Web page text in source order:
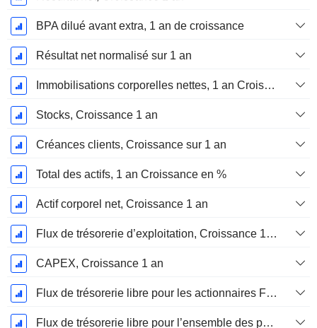
BPA dilué avant extra, 1 an de croissance
Résultat net normalisé sur 1 an
Immobilisations corporelles nettes, 1 an Croissance
Stocks, Croissance 1 an
Créances clients, Croissance sur 1 an
Total des actifs, 1 an Croissance en %
Actif corporel net, Croissance 1 an
Flux de trésorerie d’exploitation, Croissance 1 an
CAPEX, Croissance 1 an
Flux de trésorerie libre pour les actionnaires FCFE, Croissance 1 an
Flux de trésorerie libre pour l’ensemble des pourvoyeurs de fonds (créanciers et actionnaires) FCFF, Croissance 1 an